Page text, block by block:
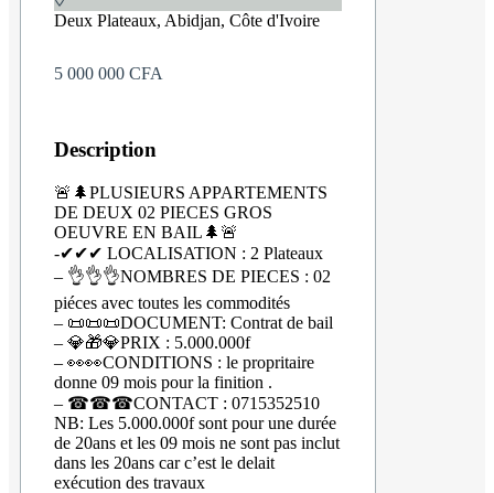
Deux Plateaux, Abidjan, Côte d'Ivoire
5 000 000 CFA
Description
🚨🌲PLUSIEURS APPARTEMENTS
DE DEUX 02 PIECES GROS
OEUVRE EN BAIL🌲🚨
-✔✔✔ LOCALISATION : 2 Plateaux
– 👌👌👌NOMBRES DE PIECES : 02
piéces avec toutes les commodités
– 📜📜📜DOCUMENT: Contrat de bail
– 💎🎁💎PRIX : 5.000.000f
– 👀👀CONDITIONS : le propritaire
donne 09 mois pour la finition .
– ☎☎☎CONTACT : 0715352510
NB: Les 5.000.000f sont pour une durée
de 20ans et les 09 mois ne sont pas inclut
dans les 20ans car c’est le delait
exécution des travaux